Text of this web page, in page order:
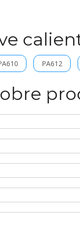
PA612